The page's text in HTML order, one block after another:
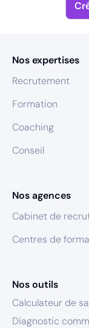
Nos expertises
Recrutement
Formation
Coaching
Conseil
Nos agences
Cabinet de
Centres de
Nos outils
Calculateur de
Diagnostic